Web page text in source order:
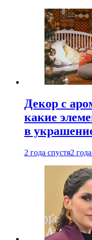
Декор с
какие
в
2 года спустя2